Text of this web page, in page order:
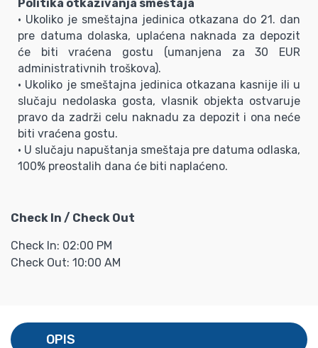
Politika otkazivanja smeštaja
• Ukoliko je smeštajna jedinica otkazana do 21. dan
pre datuma dolaska, uplaćena naknada za depozit
će biti vraćena gostu (umanjena za 30 EUR
administrativnih troškova).
• Ukoliko je smeštajna jedinica otkazana kasnije ili u
slučaju nedolaska gosta, vlasnik objekta ostvaruje
pravo da zadrži celu naknadu za depozit i ona neće
biti vraćena gostu.
• U slučaju napuštanja smeštaja pre datuma odlaska,
100% preostalih dana će biti naplaćeno.
Check In / Check Out
Check In: 02:00 PM
Check Out: 10:00 AM
OPIS